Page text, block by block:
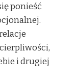
ponieść
i drugiej